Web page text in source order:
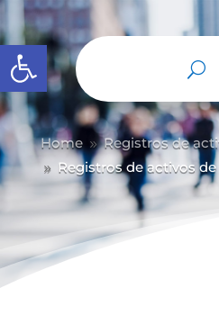
Abrir barra de herramientas
Home 9 Registros de
9 Registros de activos